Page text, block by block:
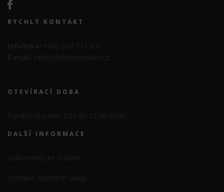
RYCHLÝ KONTAKT
OTEVÍRACÍ DOBA
DALŠÍ INFORMACE